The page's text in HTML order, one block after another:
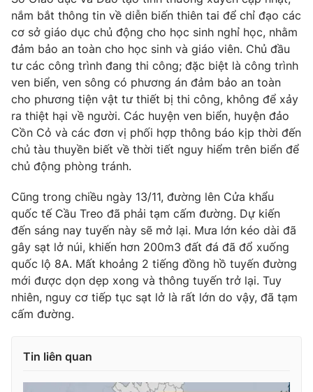
Tư vấn
Chuyên mục khác
Emagazine Podcast
Photo Infographic
Video Shorts video
VTV Sức khoẻ Bất động sản
Thị trường 24h Tấm lòng Việt
VTV4 Vươn mình bằng AI
Liên hệ tòa soạn English
nắm bắt thông tin về diễn biến thiên tai để chỉ đạo các
cơ sở giáo dục chủ động cho học sinh nghỉ học, nhằm
đảm bảo an toàn cho học sinh và giáo viên. Chủ đầu
tư các công trình đang thi công; đặc biệt là công trình
ven biển, ven sông có phương án đảm bảo an toàn
cho phương tiện vật tư thiết bị thi công, không để xảy
ra thiệt hại về người. Các huyện ven biển, huyện đảo
Cồn Cỏ và các đơn vị phối hợp thông báo kịp thời đến
chủ tàu thuyền biết về thời tiết nguy hiểm trên biển để
chủ động phòng tránh.
Cũng trong chiều ngày 13/11, đường lên Cửa khẩu
quốc tế Cầu Treo đã phải tạm cấm đường. Dự kiến
đến sáng nay tuyến này sẽ mở lại. Mưa lớn kéo dài đã
gây sạt lở núi, khiến hơn 200m3 đất đá đã đổ xuống
quốc lộ 8A. Mất khoảng 2 tiếng đồng hồ tuyến đường
mới được dọn dẹp xong và thông tuyến trở lại. Tuy
nhiên, nguy cơ tiếp tục sạt lở là rất lớn do vậy, đã tạm
cấm đường.
Tin liên quan